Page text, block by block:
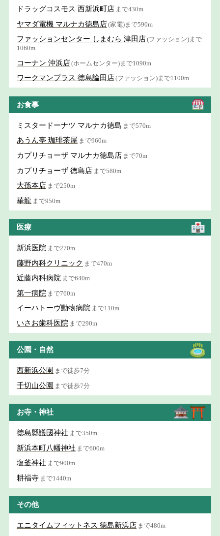
ドラッグコスモス 西新浜町店 まで430m
ヤマダ電機 マルナカ徳島店(家電)まで590m
ファッションセンター しまむら 津田店(ファッション)まで
1060m
コーナン 沖浜店(ホームセンター)まで1090m
ワークマンプラス 徳島論田店(ファッション)まで1100m
お食事
ミスタードーナツ マルナカ徳島 まで570m
あうん亭 珈琲茶屋 まで960m
カプリチョーザ マルナカ徳島店 まで70m
カプリチョーザ 徳島店 まで580m
大孫本店 まで250m
華龍 まで950m
医療
新浜医院 まで270m
藤野内科クリニック まで470m
近藤内科病院 まで640m
第一病院 まで760m
イーハトーヴ動物病院 まで110m
いさお歯科医院 まで290m
公園・自然
西新浜公園 まで徒歩7分
千切山公園 まで徒歩7分
お寺・神社
徳島縣護國神社 まで350m
新浜本町八幡神社 まで600m
塩釜神社 まで900m
耕福寺 まで1440m
その他
エニタイムフィットネス 徳島新浜店 まで480m